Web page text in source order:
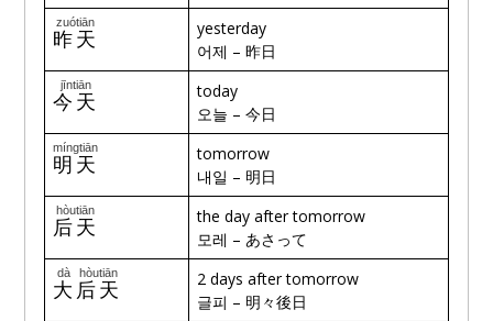
昨天
zuótiān
yesterday
어제 – 昨日
今天
jīntiān
today
오늘 – 今日
明天
míngtiān
tomorrow
내일 – 明日
后天
hòutiān
the day after tomorrow
모레 – あさって
大
dà
后天
hòutiān
2 days after tomorrow
글피 – 明々後日